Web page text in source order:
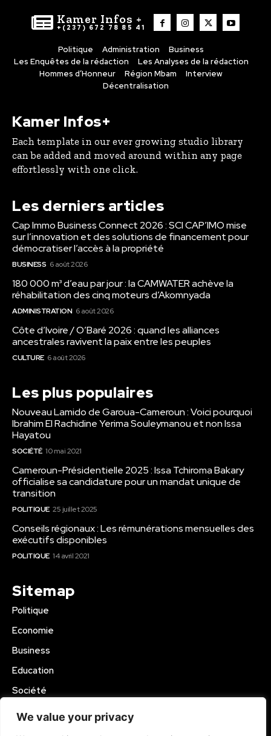
We value your privacy
Kamer Infos +
+(237) 672 78 85 41
Politique Administration
Business
Les Enquêtes de la rédaction
Les Analyses de la rédaction
Hommes d’Honneur
Région Mbam
Interview
Décentralisation
Kamer Infos+
Each template in our ever growing studio library
can be added and moved around within any page
effortlessly with one click.
Les derniers articles
Cap Immo Business Connect 2026 : SCI CAP’IMO mise
sur l’innovation et des solutions de financement pour
démocratiser l’accès à la propriété
BUSINESS 6 août 2026
180 000 m³ d’eau par jour : la CAMWATER achève la
réhabilitation des cinq moteurs d’Akomnyada
ADMINISTRATION 6 août 2026
Côte d’Ivoire / O’Baré 2026 : quand les alliances
ancestrales ravivent la paix entre les peuples
CULTURE 6 août 2026
Les plus populaires
Nouveau Lamido de Garoua-Cameroun : Voici pourquoi
Ibrahim El Rachidine Yerima Souleymanou et non Issa
Hayatou
SOCIÉTÉ 10 mai 2021
Cameroun-Présidentielle 2025 : Issa Tchiroma Bakary
officialise sa candidature pour un mandat unique de
transition
POLITIQUE 25 juillet 2025
Conseils régionaux : Les rémunérations mensuelles des
exécutifs disponibles
POLITIQUE 14 avril 2021
Sitemap
Politique
Economie
Business
Education
Société
Sport